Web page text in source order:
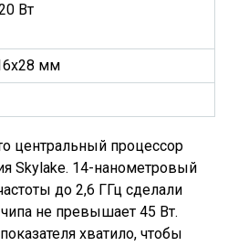
Вт
мм
центральный процессор
Skylake. 14-нанометровый
до 2,6 ГГц сделали
не превышает 45 Вт.
хватило, чтобы